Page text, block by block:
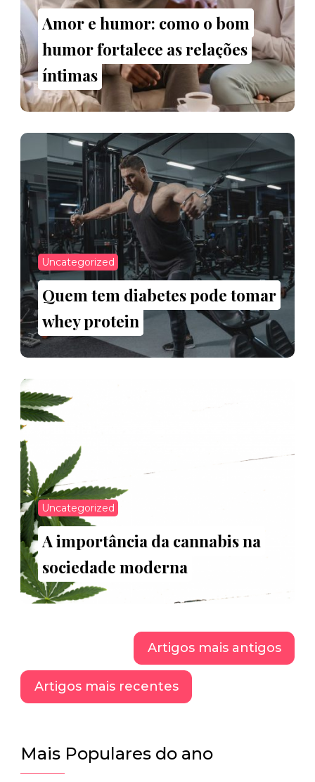
Amor e humor: como o bom
humor fortalece as relações
íntimas
Uncategorized
Quem tem diabetes pode tomar
whey protein
Uncategorized
A importância da cannabis na
sociedade moderna
de
artigos
Artigos mais antigos
Artigos mais recentes
Mais Populares do ano